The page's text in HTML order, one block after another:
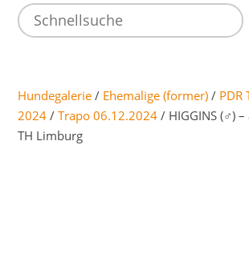
Hundegalerie / Ehemalige (former) / PDR
2024 /Trapo 06.12.2024 / HIGGINS (♂)
TH Limburg